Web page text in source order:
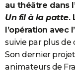
au théâtre dans
Un fil à la patte.
l’opération avec
suivie par plus
Son dernier
animateurs de